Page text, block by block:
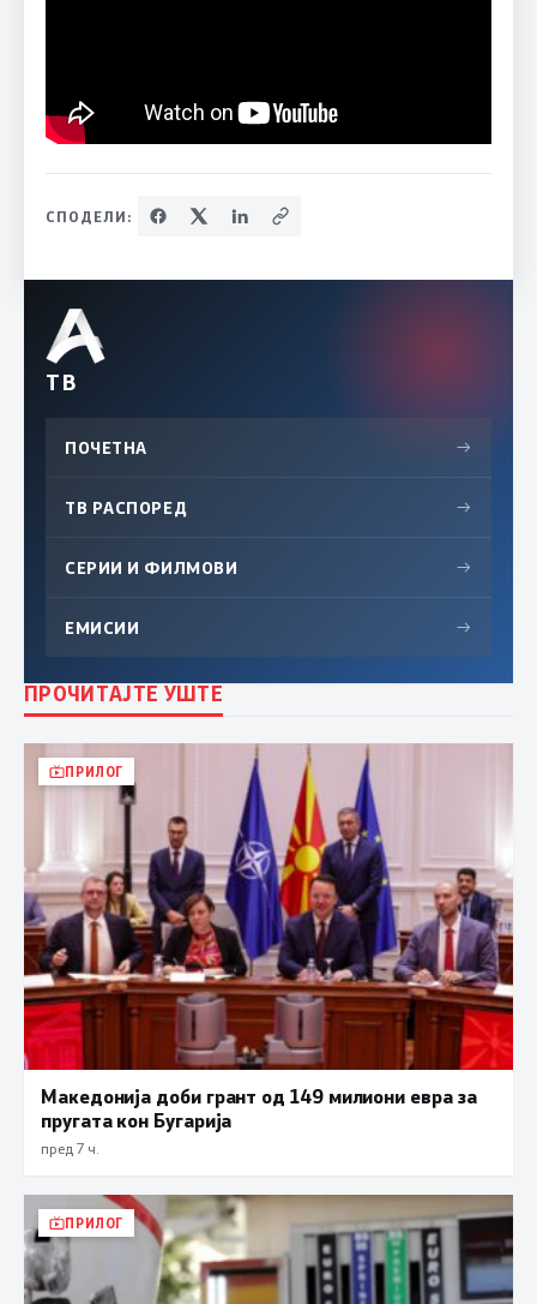
СПОДЕЛИ:
ТВ
ПОЧЕТНА →
ТВ РАСПОРЕД →
СЕРИИ И ФИЛМОВИ →
ЕМИСИИ →
ПРОЧИТАЈТЕ УШТЕ
ПРИЛОГ
Македонија доби грант од 149 милиони евра за
пругата кон Бугарија
пред 7 ч.
ПРИЛОГ